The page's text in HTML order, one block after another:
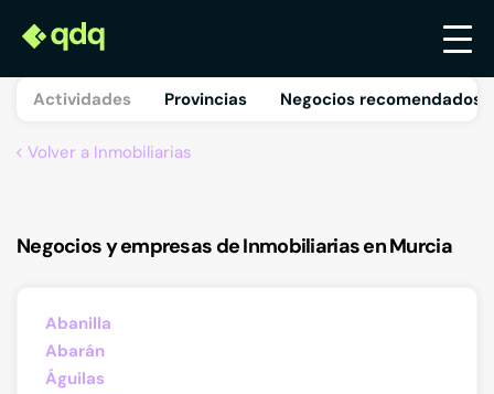
Actividades Provincias Negocios recomendados
Volver a Inmobiliarias
Negocios y empresas de Inmobiliarias en Murcia
Abanilla
Abarán
Águilas